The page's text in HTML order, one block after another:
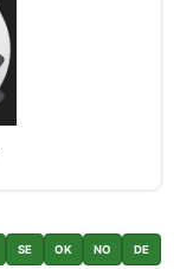
SE OK NO DE